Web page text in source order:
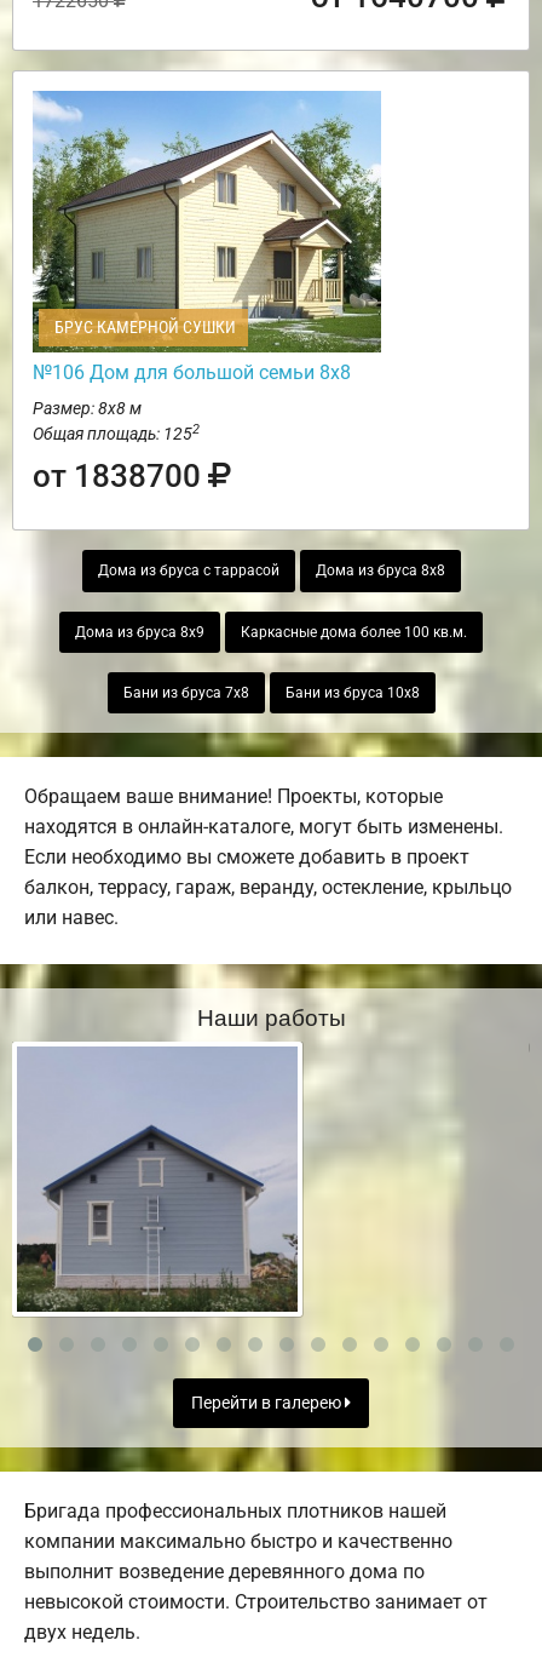
БРУС КАМЕРНОЙ СУШКИ
№106 Дом для большой семьи 8х8
Размер: 8х8 м
Общая площадь: 1252
от 1838700
Дома из бруса с таррасой Дома из бруса 8х8
Дома из бруса 8х9 Каркасные дома более 100 кв.м.
Бани из бруса 7х8 Бани из бруса 10х8
Обращаем ваше внимание! Проекты, которые
находятся в онлайн-каталоге, могут быть изменены.
Если необходимо вы сможете добавить в проект
балкон, террасу, гараж, веранду, остекление, крыльцо
или навес.
Наши работы
Перейти в галерею
Бригада профессиональных плотников нашей
компании максимально быстро и качественно
выполнит возведение деревянного дома по
невысокой стоимости. Строительство занимает от
двух недель.